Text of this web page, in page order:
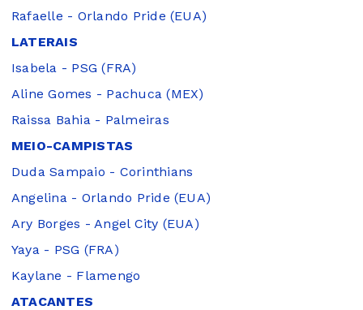
Rafaelle - Orlando Pride (EUA)
LATERAIS
Isabela - PSG (FRA)
Aline Gomes - Pachuca (MEX)
Raissa Bahia - Palmeiras
MEIO-CAMPISTAS
Duda Sampaio - Corinthians
Angelina - Orlando Pride (EUA)
Ary Borges - Angel City (EUA)
Yaya - PSG (FRA)
Kaylane - Flamengo
ATACANTES